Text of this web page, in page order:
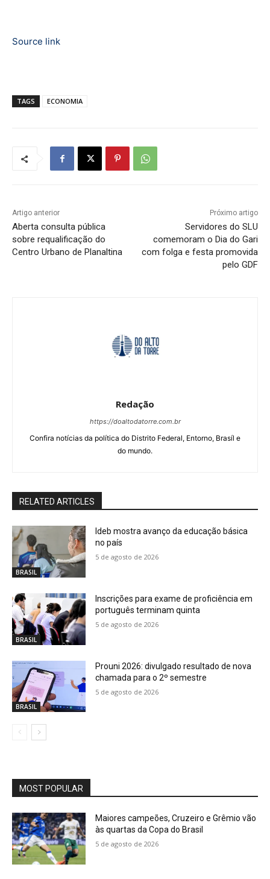
Source link
TAGS ECONOMIA
Artigo anterior
Aberta consulta pública
sobre requalificação do
Centro Urbano de Planaltina
Próximo artigo
Servidores do SLU
comemoram o Dia do Gari
com folga e festa promovida
pelo GDF
Redação
https://doaltodatorre.com.br
Confira notícias da política do Distrito Federal, Entorno, Brasíl e
do mundo.
RELATED ARTICLES
BRASIL
Ideb mostra avanço da educação básica
no país
5 de agosto de 2026
BRASIL
Inscrições para exame de proficiência em
português terminam quinta
5 de agosto de 2026
BRASIL
Prouni 2026: divulgado resultado de nova
chamada para o 2º semestre
5 de agosto de 2026
MOST POPULAR
Maiores campeões, Cruzeiro e Grêmio vão
às quartas da Copa do Brasil
5 de agosto de 2026